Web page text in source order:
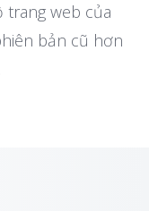
web của
bản cũ hơn